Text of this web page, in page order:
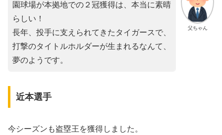
父ちゃん
園球場が本拠地での２冠獲得は、本当に素晴
らしい！
長年、投手に支えられてきたタイガースで、
打撃のタイトルホルダーが生まれるなんて、
夢のようです。
近本選手
今シーズンも盗塁王を獲得しました。